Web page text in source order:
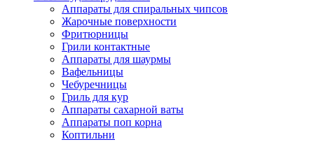
Аппараты для спиральных чипсов
Жарочные поверхности
Фритюрницы
Грили контактные
Аппараты для шаурмы
Вафельницы
Чебуречницы
Гриль для кур
Аппараты сахарной ваты
Аппараты поп корна
Коптильни